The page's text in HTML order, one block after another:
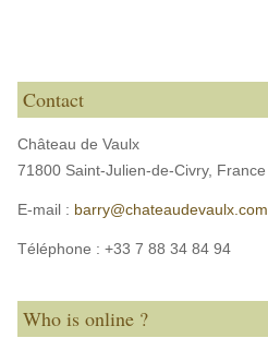
Contact
Château de Vaulx
71800 Saint-Julien-de-Civry, France
E-mail : barry@chateaudevaulx.com
Téléphone : +33 7 88 34 84 94
Who is online ?